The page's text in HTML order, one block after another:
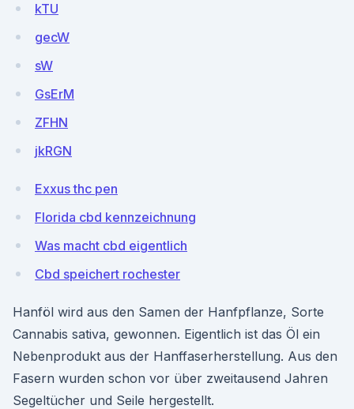
kTU
gecW
sW
GsErM
ZFHN
jkRGN
Exxus thc pen
Florida cbd kennzeichnung
Was macht cbd eigentlich
Cbd speichert rochester
Hanföl wird aus den Samen der Hanfpflanze, Sorte
Cannabis sativa, gewonnen. Eigentlich ist das Öl ein
Nebenprodukt aus der Hanffaserherstellung. Aus den
Fasern wurden schon vor über zweitausend Jahren
Segeltücher und Seile hergestellt.